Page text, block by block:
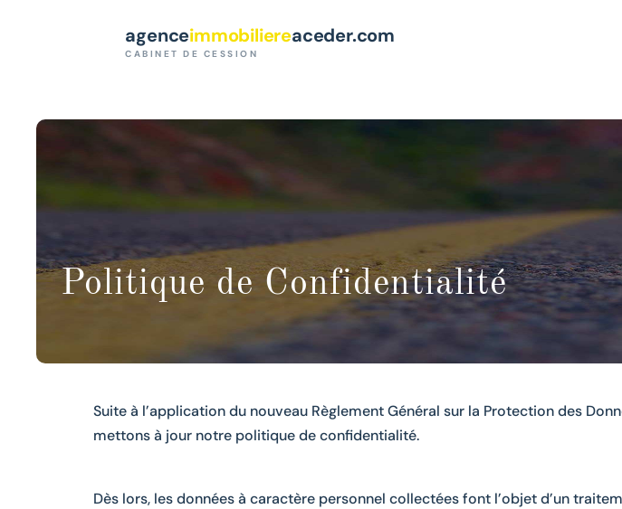
agenceimmobiliereaceder.com
CABINET DE CESSION
Politique de Confidentialité
Suite à l’application du nouveau Règlement Général sur la Protection des
mettons à jour notre politique de confidentialité.
Dès lors, les données à caractère personnel collectées font l’objet d’un